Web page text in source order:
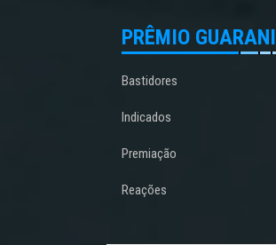
PRÊMIO GUARANI
Bastidores
Indicados
Premiação
Reações